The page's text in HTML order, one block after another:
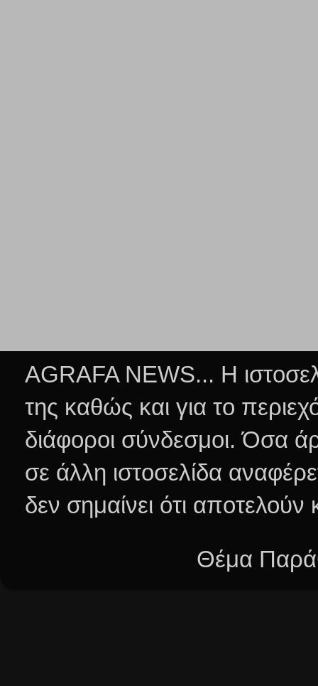
AGRAFA NEWS... Η
της καθώς και για το
διάφοροι σύνδεσμοι.Όσα
σε άλλη ιστοσελίδα
δεν σημαίνει ότι
Θέμα